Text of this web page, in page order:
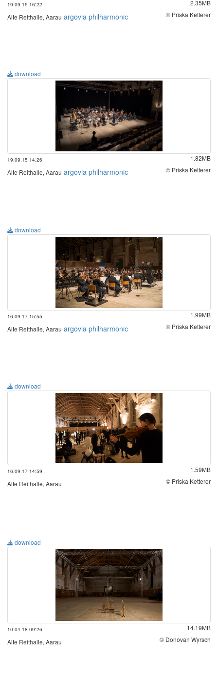
19.09.15 16:22
2.35MB
© Priska Ketterer
Alte Reithalle, Aarau argovia philharmonic
download
19.09.15 14:26
1.82MB
© Priska Ketterer
Alte Reithalle, Aarau argovia philharmonic
download
16.09.17 15:55
1.99MB
© Priska Ketterer
Alte Reithalle, Aarau argovia philharmonic
download
16.09.17 14:59
1.59MB
© Priska Ketterer
Alte Reithalle, Aarau
download
10.04.18 09:26
14.19MB
© Donovan Wyrsch
Alte Reithalle, Aarau